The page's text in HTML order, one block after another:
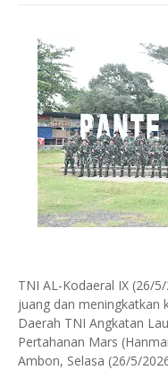
TNI AL-Kodaeral IX (26/
juang dan meningkatkan
Daerah TNI Angkatan
Pertahanan Mars
Ambon, Selasa (26/5/